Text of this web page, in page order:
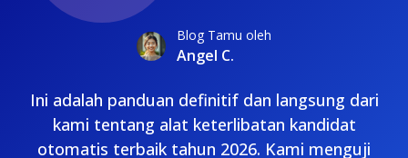
Blog Tamu oleh
Angel C.
Ini adalah panduan definitif dan langsung dari
kami tentang alat keterlibatan kandidat
otomatis terbaik tahun 2026. Kami menguji